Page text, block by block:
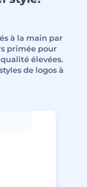
à la main par
primée pour
élevées.
de logos à